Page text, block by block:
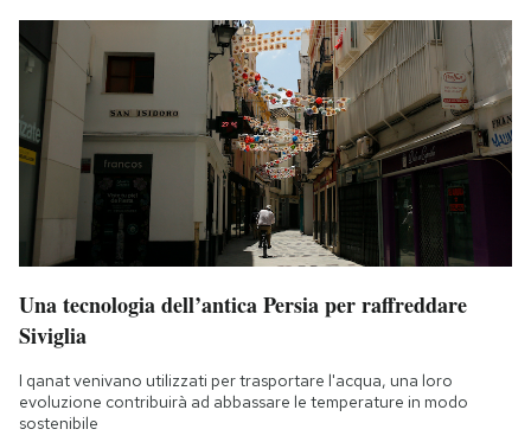
Una tecnologia dell’antica Persia per raffreddare
Siviglia
I qanat venivano utilizzati per trasportare l'acqua, una loro
evoluzione contribuirà ad abbassare le temperature in modo
sostenibile